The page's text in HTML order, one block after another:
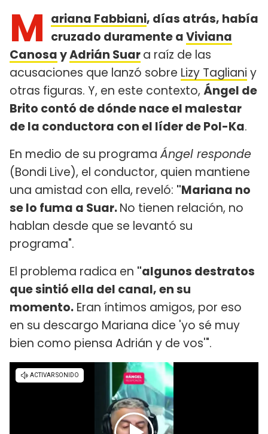
M ariana Fabbiani, días atrás, había
cruzado duramente aViviana
CanosayAdrián Suara raíz de las
acusaciones que lanzó sobre Lizy Tagliani y
otras figuras. Y, en este contexto, Ángel de
Brito contó de dónde nace el malestar
de la conductora con el líder de Pol-Ka.
En medio de su programaÁngel responde
(Bondi Live), el conductor, quien mantiene
una amistad con ella, reveló: "Mariana no
se lo fuma a Suar.No tienen relación, no
hablan desde que se levantó su
programa".
El problema radica en "algunos destratos
que sintió ella del canal, en su
momento. Eran íntimos amigos, por eso
en su descargo Mariana dice 'yo sé muy
bien como piensa Adrián y de vos'".